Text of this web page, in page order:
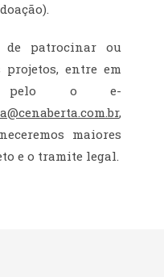
patrocinar ou
entre em
pelo o e-
,
maiores
e o tramite legal.